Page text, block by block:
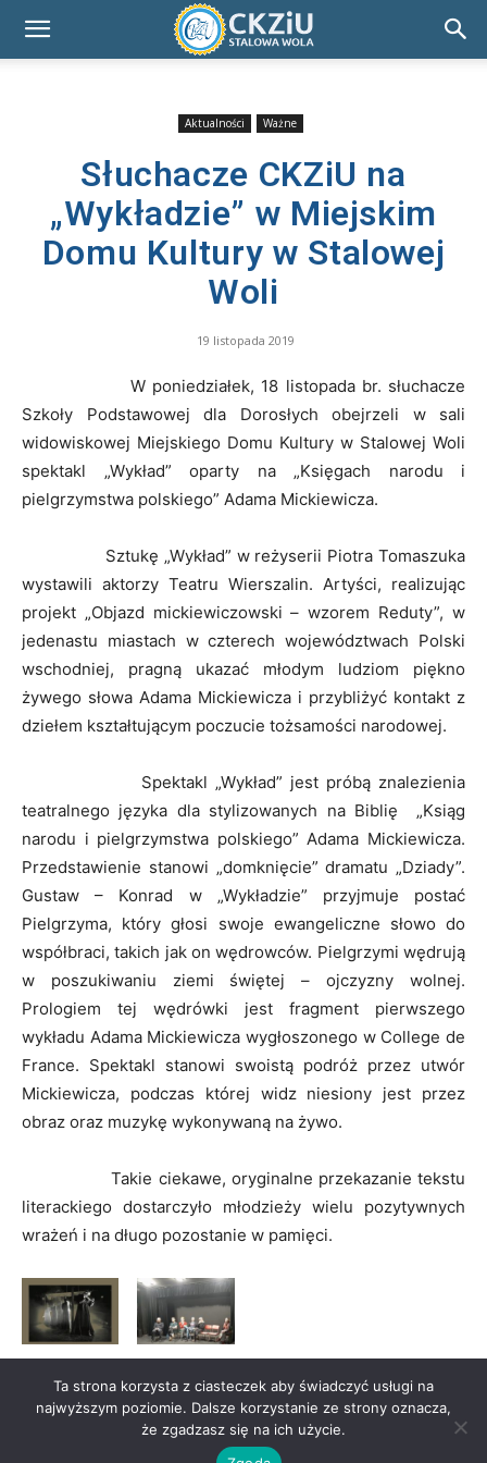
Aktualności Ważne
Słuchacze CKZiU na
„Wykładzie” w Miejskim
Domu Kultury w Stalowej
Woli
19 listopada 2019
W poniedziałek, 18 listopada br. słuchacze
Szkoły Podstawowej dla Dorosłych obejrzeli w sali
widowiskowej Miejskiego Domu Kultury w Stalowej Woli
spektakl „Wykład” oparty na „Księgach narodu i
pielgrzymstwa polskiego” Adama Mickiewicza.
Sztukę „Wykład” w reżyserii Piotra Tomaszuka
wystawili aktorzy Teatru Wierszalin. Artyści, realizując
projekt „Objazd mickiewiczowski – wzorem Reduty”, w
jedenastu miastach w czterech województwach Polski
wschodniej, pragną ukazać młodym ludziom piękno
żywego słowa Adama Mickiewicza i przybliżyć kontakt z
dziełem kształtującym poczucie tożsamości narodowej.
Spektakl „Wykład” jest próbą znalezienia
teatralnego języka dla stylizowanych na Biblię „Ksiąg
narodu i pielgrzymstwa polskiego” Adama Mickiewicza.
Przedstawienie stanowi „domknięcie” dramatu „Dziady”.
Gustaw – Konrad w „Wykładzie” przyjmuje postać
Pielgrzyma, który głosi swoje ewangeliczne słowo do
współbraci, takich jak on wędrowców. Pielgrzymi wędrują
w poszukiwaniu ziemi świętej – ojczyzny wolnej.
Prologiem tej wędrówki jest fragment pierwszego
wykładu Adama Mickiewicza wygłoszonego w College de
France. Spektakl stanowi swoistą podróż przez utwór
Mickiewicza, podczas której widz niesiony jest przez
obraz oraz muzykę wykonywaną na żywo.
Takie ciekawe, oryginalne przekazanie tekstu
literackiego dostarczyło młodzieży wielu pozytywnych
wrażeń i na długo pozostanie w pamięci.
Ta strona korzysta z ciasteczek aby świadczyć usługi na
najwyższym poziomie. Dalsze korzystanie ze strony oznacza,
że zgadzasz się na ich użycie.